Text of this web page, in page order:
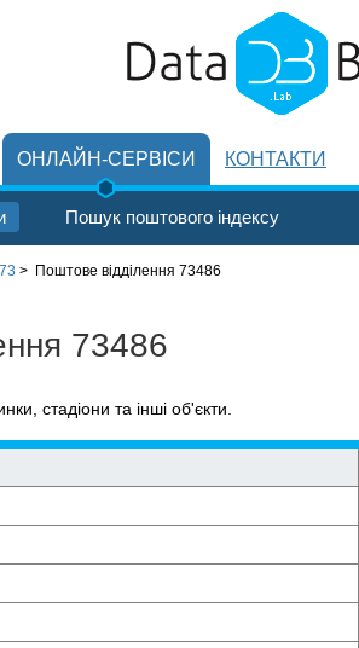
ОНЛАЙН-СЕРВІСИ
Пошук поштового індексу
КОНТАКТИ
> Поштове відділення 73486
73486
стадіони та інші об'єкти.